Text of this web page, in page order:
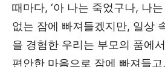
때마다, ‘아 나는 죽었구나, 나
없는 잠에 빠져들겠지만, 일상
을 경험한 우리는 부모의 품에
편안한 마음으로 잠에 빠져들